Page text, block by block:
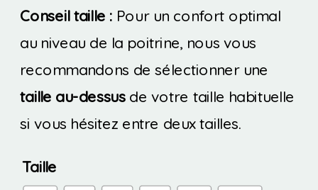
Conseil taille : Pour un confort optimal
au niveau de la poitrine, nous vous
recommandons de sélectionner une
taille au-dessusde votre taille habituelle
si vous hésitez entre deux tailles.
Taille